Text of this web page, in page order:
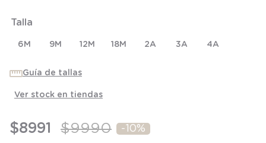
Talla
6M 9M 12M 18M 2A 3A 4A
Guía de tallas
Ver stock en tiendas
$8991 $9990 -10%
7.
8.
saco dormir
saco